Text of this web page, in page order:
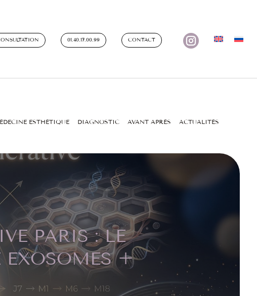
01.40.17.00.99 CONTACT 
ESTHÉTIQUE DIAGNOSTIC AVANT APRÈS ACTUALITÉS
PARIS : LE
EXOSOMES +